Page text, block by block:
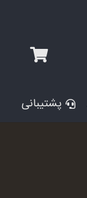
پشتیبانی